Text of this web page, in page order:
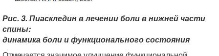
Рис. 3. Пиаскледин в лечении боли в нижней части
спины:
динамика боли и функционального состояния